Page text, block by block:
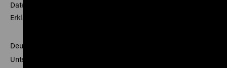
Datenschutz
Erklärung digitale Barrierefreiheit
Deutsches Historisches Museum
Unter den Linden 2